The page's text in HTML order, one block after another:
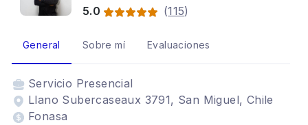
5.0
(115)
General Sobre mí Evaluaciones
Servicio Presencial
Llano Subercaseaux 3791, San Miguel, Chile
Fonasa